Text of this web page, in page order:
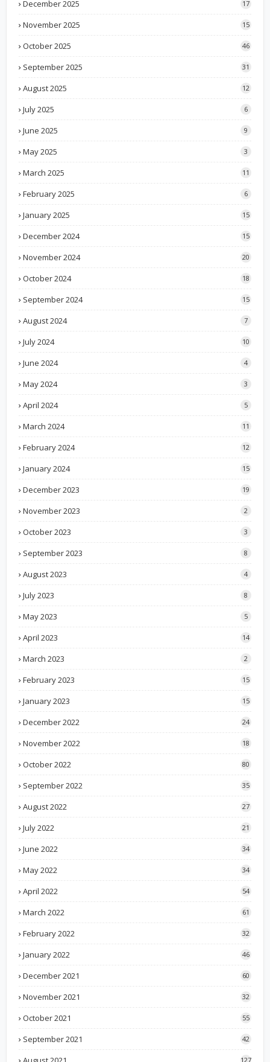
December 2025 17
November 2025 15
October 2025 46
September 2025 31
August 2025 12
July 2025 6
June 2025 9
May 2025 3
March 2025 11
February 2025 6
January 2025 15
December 2024 15
November 2024 20
October 2024 18
September 2024 15
August 2024 7
July 2024 10
June 2024 4
May 2024 3
April 2024 5
March 2024 11
February 2024 12
January 2024 15
December 2023 19
November 2023 2
October 2023 3
September 2023 8
August 2023 4
July 2023 8
May 2023 5
April 2023 14
March 2023 2
February 2023 15
January 2023 15
December 2022 24
November 2022 18
October 2022 80
September 2022 35
August 2022 27
July 2022 21
June 2022 34
May 2022 34
April 2022 54
March 2022 61
February 2022 32
January 2022 46
December 2021 60
November 2021 32
October 2021 55
September 2021 42
127